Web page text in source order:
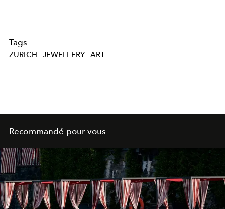
Tags
ZURICH JEWELLERY ART
Recommandé pour vous